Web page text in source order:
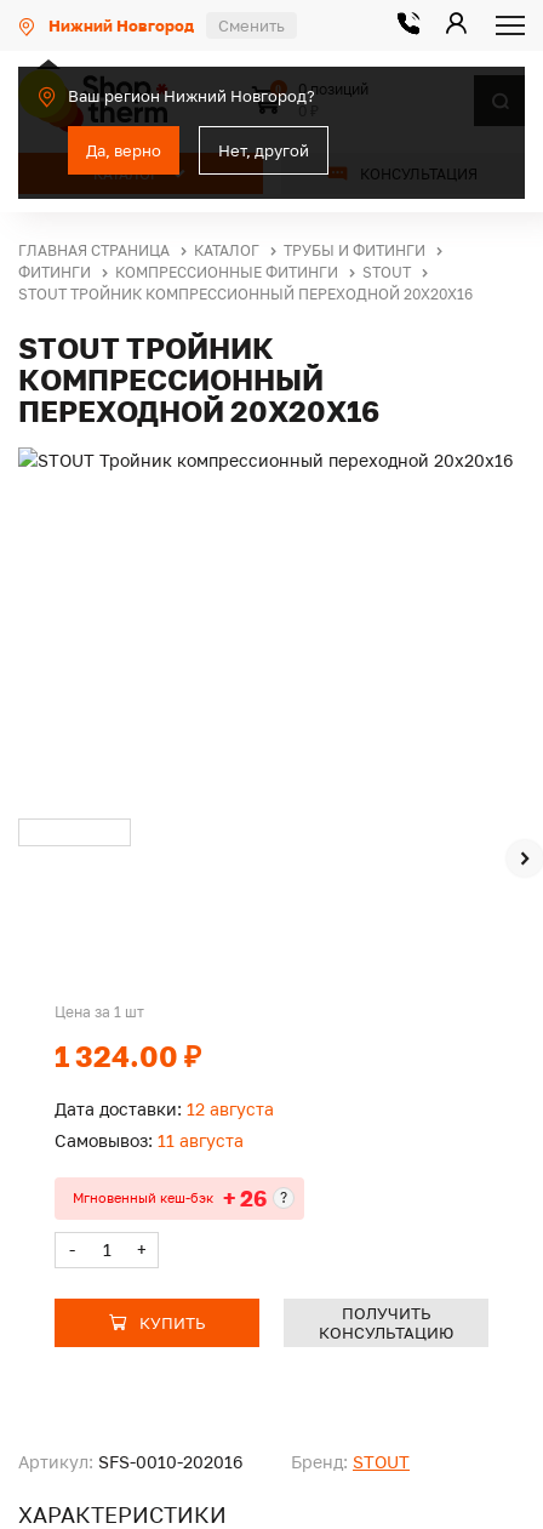
Нижний Новгород Сменить
Ваш регион Нижний Новгород?
Да, верно Нет, другой
КАТАЛОГ КОНСУЛЬТАЦИЯ
0
0 позиций
ГЛАВНАЯ СТРАНИЦА КАТАЛОГ
ТРУБЫ И ФИТИНГИ
ФИТИНГИ
КОМПРЕССИОННЫЕ ФИТИНГИ
STOUT
STOUT ТРОЙНИК КОМПРЕССИОННЫЙ ПЕРЕХОДНОЙ 20Х20Х16
STOUT ТРОЙНИК
КОМПРЕССИОННЫЙ
ПЕРЕХОДНОЙ 20Х20Х16
Артикул: SFS-0010-202016 Бренд: STOUT
ХАРАКТЕРИСТИКИ
Цена за 1 шт
1 324.00 ₽
Дата доставки: 12 августа
Самовывоз: 11 августа
Мгновенный кеш-бэк + 26 ?
- +
КУПИТЬ
ПОЛУЧИТЬ
КОНСУЛЬТАЦИЮ